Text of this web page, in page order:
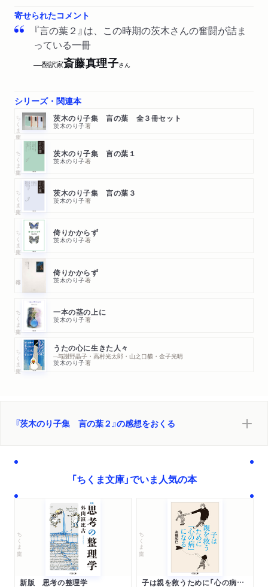
寄せられたコメント
『言の葉２』は、この時期の茨木さんの奮闘が詰ま
っている一冊
──翻訳家斎藤真理子さん
シリーズ・関連本
ちくま文庫 茨木のり子集 言の葉 全３冊セット
茨木のり子著
ちくま文庫 茨木のり子集 言の葉１
茨木のり子著
ちくま文庫 茨木のり子集 言の葉３
茨木のり子著
ちくま文庫 倚りかからず
茨木のり子著
倚りかからず
茨木のり子著
ちくま文庫 一本の茎の上に
茨木のり子著
ちくま文庫 うたの心に生きた人々
─与謝野晶子・高村光太郎・山之口貘・金子光晴
茨木のり子著
『茨木のり子集 言の葉２』の感想をおくる
「ちくま文庫」でいま人気の本
ちくま文庫
新版 思考の整理学
ちくま文庫
子は親を救うために「心の病」になる